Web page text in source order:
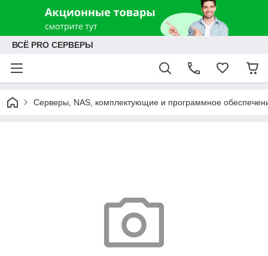
ВСЁ PRO СЕРВЕРЫ
Серверы, NAS, комплектующие и программное